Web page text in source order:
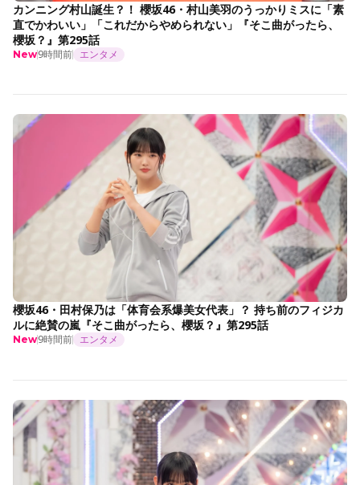
カンニング村山誕生？！ 櫻坂46・村山美羽のうっかりミスに「素
直でかわいい」「これだからやめられない」『そこ曲がったら、
櫻坂？』第295話
New9時間前 エンタメ
櫻坂46・田村保乃は「体育会系爆美女代表」？ 持ち前のフィジカ
ルに絶賛の嵐『そこ曲がったら、櫻坂？』第295話
New9時間前 エンタメ